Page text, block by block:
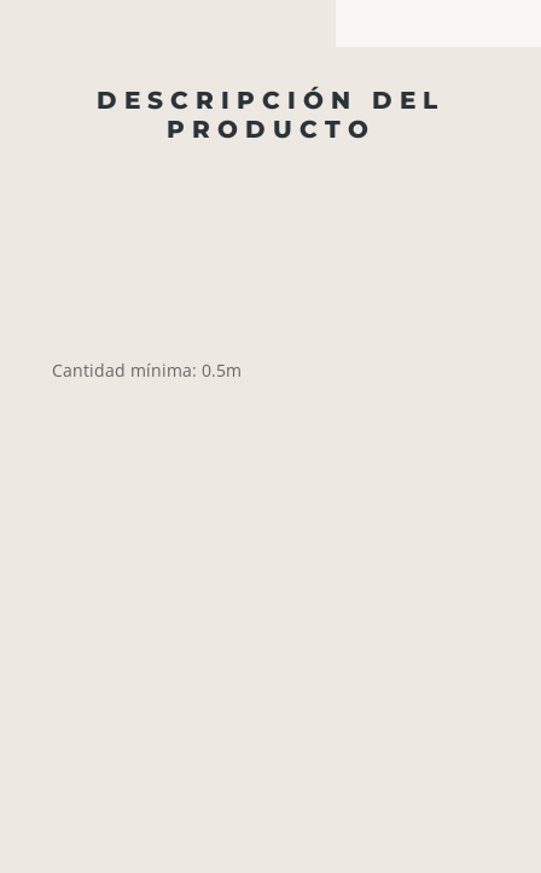
DESCRIPCIÓN DEL
PRODUCTO
Cantidad mínima: 0.5m